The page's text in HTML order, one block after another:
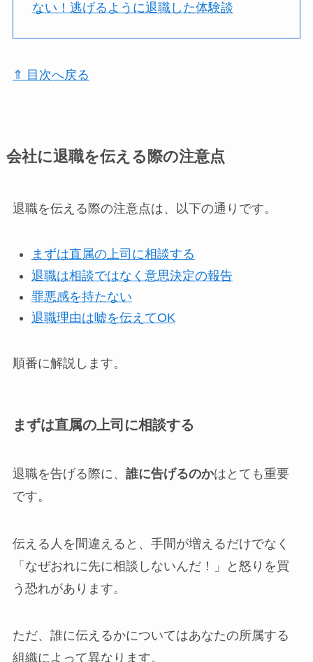
ない！逃げるように退職した体験談
⇑ 目次へ戻る
会社に退職を伝える際の注意点
退職を伝える際の注意点は、以下の通りです。
まずは直属の上司に相談する
退職は相談ではなく意思決定の報告
罪悪感を持たない
退職理由は嘘を伝えてOK
順番に解説します。
まずは直属の上司に相談する
退職を告げる際に、 誰に告げるのかはとても重要
です。
伝える人を間違えると、手間が増えるだけでなく
「なぜおれに先に相談しないんだ！」と怒りを買
う恐れがあります。
ただ、誰に伝えるかについてはあなたの所属する
組織によって異なります。